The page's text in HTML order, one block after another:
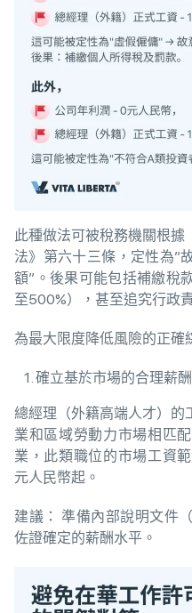
此種做法可被稅務機關根
法》第六十三條，定性為”
額”。後果可能包括補繳稅
至500%），甚至追究行政
為最大限度降低風險的正確
確立基於市場的合理薪
總經理（外籍高端人才）的
業和區域勞動力市場相匹
業，此類職位的市場工資
元人民幣起。
建議： 準備內部說明文件
佐證確定的薪酬水平。